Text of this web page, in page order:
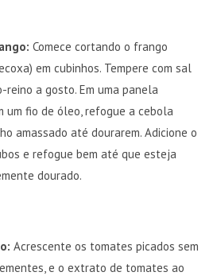
Comece cortando o frango
em cubinhos. Tempere com sal
reino a gosto. Em uma panela
um fio de óleo, refogue a cebola
amassado até dourarem. Adicione o
e refogue bem até que esteja
dourado.
Acrescente os tomates picados sem
e o extrato de tomates ao